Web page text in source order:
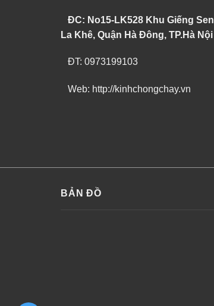
ĐC: No15-LK528 Khu Giếng Sen
La Khê, Quận Hà Đông, TP.Hà Nội
ĐT: 0973199103
Web: http://kinhchongchay.vn
BẢN ĐỒ